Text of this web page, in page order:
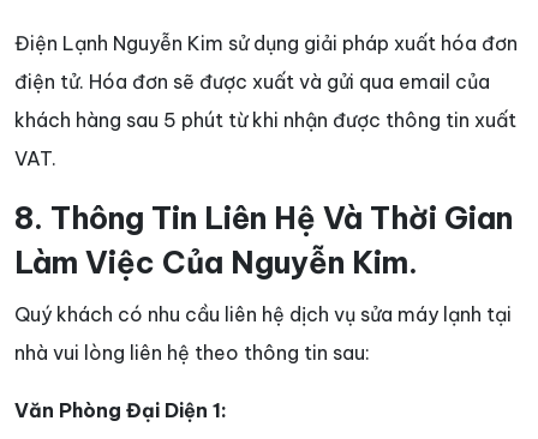
Điện Lạnh Nguyễn Kim sử dụng giải pháp xuất hóa đơn
điện tử. Hóa đơn sẽ được xuất và gửi qua email của
khách hàng sau 5 phút từ khi nhận được thông tin xuất
VAT.
8. Thông Tin Liên Hệ Và Thời Gian
Làm Việc Của Nguyễn Kim.
Quý khách có nhu cầu liên hệ dịch vụ sửa máy lạnh tại
nhà vui lòng liên hệ theo thông tin sau:
Văn Phòng Đại Diện 1: